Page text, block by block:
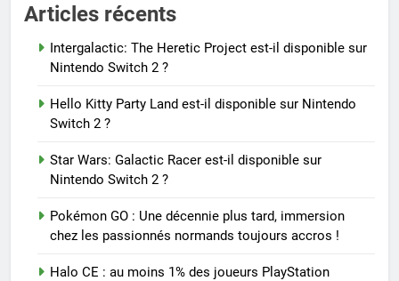
Articles récents
Intergalactic: The Heretic Project est-il disponible sur
Nintendo Switch 2 ?
Hello Kitty Party Land est-il disponible sur Nintendo
Switch 2 ?
Star Wars: Galactic Racer est-il disponible sur
Nintendo Switch 2 ?
Pokémon GO : Une décennie plus tard, immersion
chez les passionnés normands toujours accros !
Halo CE : au moins 1% des joueurs PlayStation